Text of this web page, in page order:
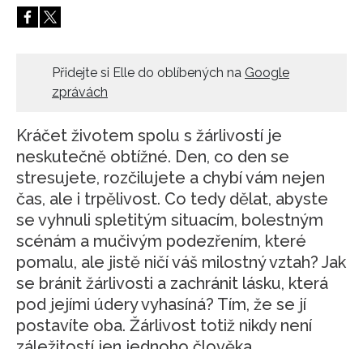
HOME
Přidejte si Elle do oblíbených na Google
zprávách
Kráčet životem spolu s žárlivostí je
neskutečně obtížné. Den, co den se
stresujete, rozčilujete a chybí vám nejen
čas, ale i trpělivost. Co tedy dělat, abyste
se vyhnuli spletitým situacím, bolestným
scénám a mučivým podezřením, které
pomalu, ale jistě ničí váš milostný vztah? Jak
se bránit žárlivosti a zachránit lásku, která
pod jejími údery vyhasíná? Tím, že se jí
postavíte oba. Žárlivost totiž nikdy není